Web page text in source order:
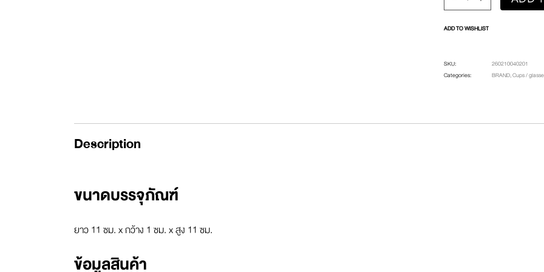
ADD TO WISHLIST
SKU:
260210040201
Categories:
BRAND,Cups /
Description
ขนาดบรรจุภัณฑ์
ยาว 11 ซม. x กว้าง 1 ซม. x สูง 11 ซม.
ข้อมูลสินค้า